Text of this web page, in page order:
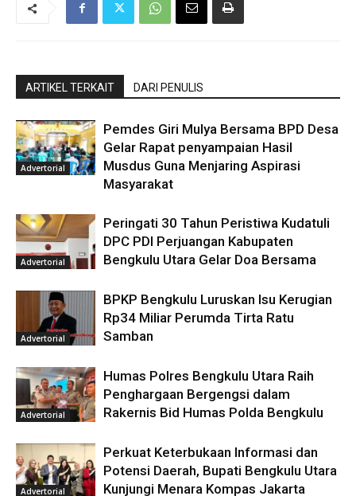
ARTIKEL TERKAIT DARI PENULIS
Advertorial
Pemdes Giri Mulya Bersama BPD Desa
Gelar Rapat penyampaian Hasil
Musdus Guna Menjaring Aspirasi
Masyarakat
Advertorial
Peringati 30 Tahun Peristiwa Kudatuli
DPC PDI Perjuangan Kabupaten
Bengkulu Utara Gelar Doa Bersama
Advertorial
BPKP Bengkulu Luruskan Isu Kerugian
Rp34 Miliar Perumda Tirta Ratu
Samban
Advertorial
Humas Polres Bengkulu Utara Raih
Penghargaan Bergengsi dalam
Rakernis Bid Humas Polda Bengkulu
Advertorial
Perkuat Keterbukaan Informasi dan
Potensi Daerah, Bupati Bengkulu Utara
Kunjungi Menara Kompas Jakarta